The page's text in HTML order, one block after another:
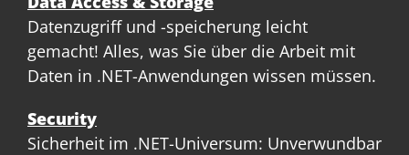
Datenzugriff und -speicherung leicht
gemacht! Alles, was Sie über die Arbeit mit
Daten in .NET-Anwendungen wissen müssen.
Security
Sicherheit im .NET-Universum: Unverwundbar